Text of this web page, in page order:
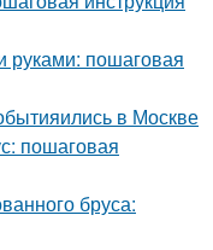
руками: пошаговая
в Москве
пошаговая
бруса: